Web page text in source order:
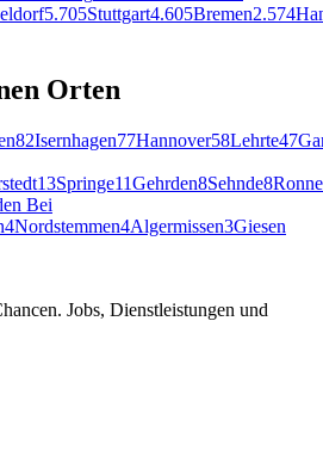
5.705Stuttgart4.605Bremen2.574
Orten
82Isernhagen77Hannover58Lehrte47
13Springe11Gehrden8Sehnde8
Bei
4Nordstemmen4Algermissen3Giesen
Jobs, Dienstleistungen und